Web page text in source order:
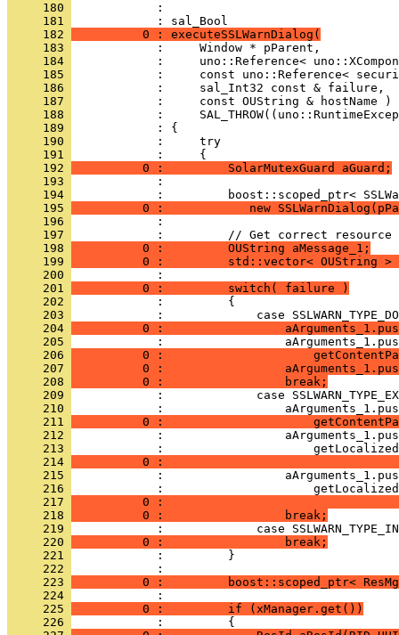
     180
            :
     181
     182
          0 : executeSSLWarnDialog(
     183
     184
     185
     186
     187
     188
     189
     190
     191
     192
          0 :         SolarMutexGuard aGuard;
     193
     194
     195
0 :            new
     196
     197
     198
          0 :         OUString aMessage_1;
     199
0 :         std::vector< OUString >
     200
     201
          0 :         switch( failure )
     202
     203
     204
0 :
     205
     206
0 :
     207
0 :
     208
          0 :                 break;
     209
     210
     211
0 :
     212
     213
     214
0 :
     215
     216
     217
0 :
     218
          0 :                 break;
     219
     220
          0 :                 break;
     221
     222
     223
0 :         boost::scoped_ptr<
     224
     225
          0 :         if (xManager.get())
     226